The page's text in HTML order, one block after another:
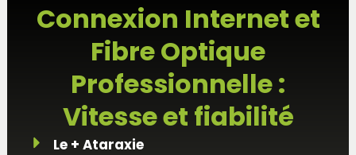
Connexion Internet et
Fibre Optique
Professionnelle :
Vitesse et fiabilité
Le + Ataraxie